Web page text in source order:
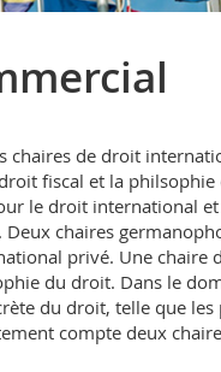
de droit
fiscal et la philsophie
le droit international
chaires
privé. Une chaire
du droit. Dans le
du droit, telle que les
compte deux